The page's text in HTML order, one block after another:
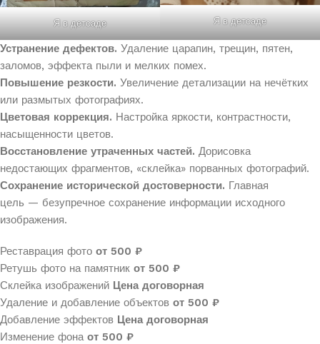
Я в детсаде Я в детсаде
Устранение дефектов. Удаление царапин, трещин, пятен,
заломов, эффекта пыли и мелких помех.
Повышение резкости. Увеличение детализации на нечётких
или размытых фотографиях.
Цветовая коррекция. Настройка яркости, контрастности,
насыщенности цветов.
Восстановление утраченных частей. Дорисовка
недостающих фрагментов, «склейка» порванных фотографий.
Сохранение исторической достоверности. Главная
цель — безупречное сохранение информации исходного
изображения.
Реставрация фото от 500 ₽
Ретушь фото на памятник от 500 ₽
Склейка изображений Цена договорная
Удаление и добавление объектов от 500 ₽
Добавление эффектов Цена договорная
Изменение фона от 500 ₽